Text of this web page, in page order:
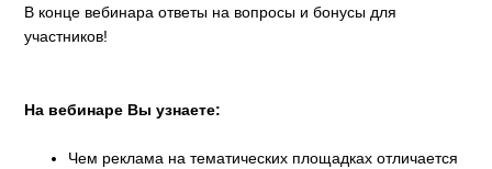
В конце вебинара ответы на вопросы и бонусы для
участников!
На вебинаре Вы узнаете:
Чем реклама на тематических площадках отличается